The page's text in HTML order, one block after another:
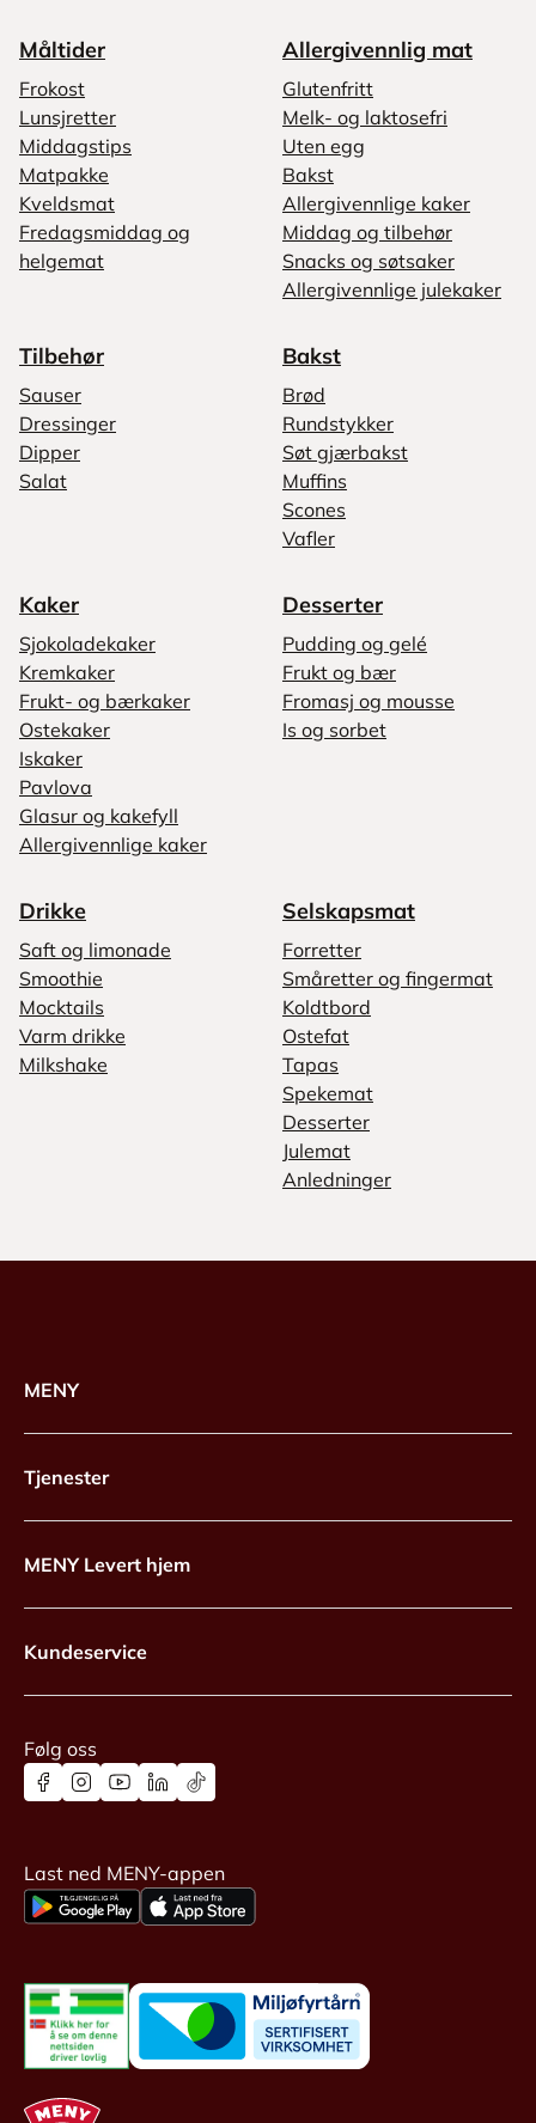
Måltider
Frokost
Lunsjretter
Middagstips
Matpakke
Kveldsmat
Fredagsmiddag og
helgemat
Allergivennlig mat
Glutenfritt
Melk- og laktosefri
Uten egg
Bakst
Allergivennlige kaker
Middag og tilbehør
Snacks og søtsaker
Allergivennlige julekaker
Tilbehør
Sauser
Dressinger
Dipper
Salat
Bakst
Brød
Rundstykker
Søt gjærbakst
Muffins
Scones
Vafler
Kaker
Sjokoladekaker
Kremkaker
Frukt- og bærkaker
Ostekaker
Iskaker
Pavlova
Glasur og kakefyll
Allergivennlige kaker
Desserter
Pudding og gelé
Frukt og bær
Fromasj og mousse
Is og sorbet
Drikke
Saft og limonade
Smoothie
Mocktails
Varm drikke
Milkshake
Selskapsmat
Forretter
Småretter og fingermat
Koldtbord
Ostefat
Tapas
Spekemat
Desserter
Julemat
Anledninger
MENY
Tjenester
MENY Levert hjem
Kundeservice
Følg oss
Last ned MENY-appen